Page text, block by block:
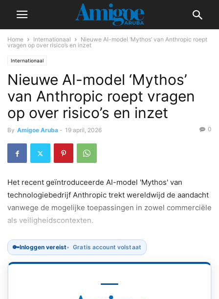
Home Internationaal
Nieuwe AI-model ‘Mythos’ van Anthropic roept
vragen op over risico’s en inzet
Internationaal
Nieuwe AI-model ‘Mythos’
van Anthropic roept vragen
op over risico’s en inzet
By Amigoe Aruba - 19 april, 2026 0
Het recent geïntroduceerde AI-model 'Mythos' van
technologiebedrijf Anthropic trekt wereldwijd de aandacht
vanwege de mogelijke toepassingen in zowel commerciële
als veiligheidscontexten.
🔑Inloggen vereist Gratis account volstaat